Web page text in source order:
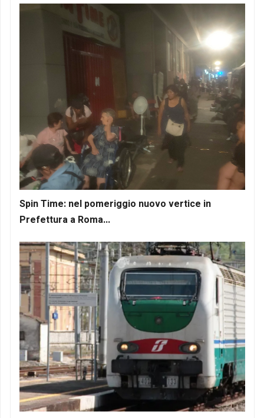
Spin Time: nel pomeriggio nuovo vertice in
Prefettura a Roma...